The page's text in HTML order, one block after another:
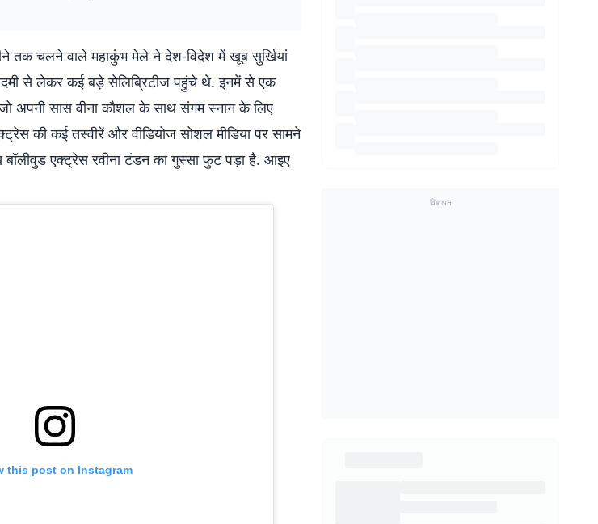
तक चलने वाले महाकुंभ मेले ने देश-विदेश में खूब सुर्खियां
से लेकर कई बड़े सेलिब्रिटीज पहुंचे थे. इनमें से एक
अपनी सास वीना कौशल के साथ संगम स्नान के लिए
की कई तस्वीरें और वीडियोज सोशल मीडिया पर सामने
एक्ट्रेस रवीना टंडन का गुस्सा फुट पड़ा है. आइए
this post on Instagram
विज्ञापन